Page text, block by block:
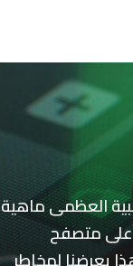
العظمى ماهية
على متصفح